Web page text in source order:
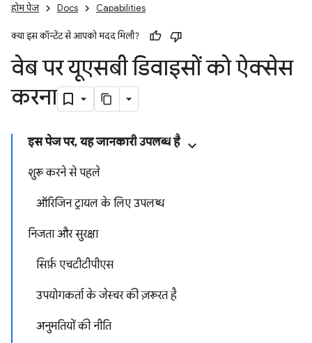
होम पेज Docs Capabilities
क्या इस कॉन्टेंट से आपको मदद मिली?
वेब पर यूएसबी डिवाइसों को ऐक्सेस
करना
इस पेज पर, यह जानकारी उपलब्ध है
शुरू करने से पहले
ऑरिजिन ट्रायल के लिए उपलब्ध
निजता और सुरक्षा
सिर्फ़ एचटीटीपीएस
उपयोगकर्ता के जेस्चर की ज़रूरत है
अनुमतियों की नीति